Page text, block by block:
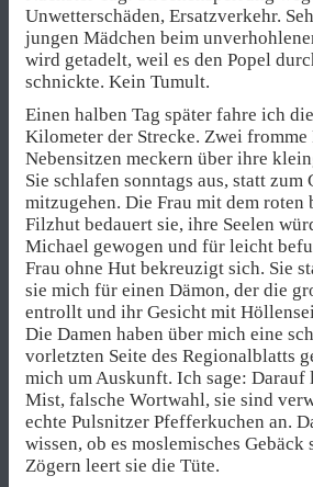
Unwetterschäden, Ersatzverkehr.
jungen Mädchen beim
wird getadelt, weil es den Popel
schnickte. Kein Tumult.
Einen halben Tag später fahre ich
Kilometer der Strecke. Zwei fromme
Nebensitzen meckern über ihre
Sie schlafen sonntags aus, statt zum
mitzugehen. Die Frau mit dem roten
Filzhut bedauert sie, ihre Seelen
Michael gewogen und für leicht
Frau ohne Hut bekreuzigt sich. Sie
sie mich für einen Dämon, der die
entrollt und ihr Gesicht mit
Die Damen haben über mich eine
vorletzten Seite des Regionalblatts
mich um Auskunft. Ich sage:
Mist, falsche Wortwahl, sie sind
echte Pulsnitzer Pfefferkuchen an.
wissen, ob es moslemisches Gebäck
Zögern leert sie die Tüte.